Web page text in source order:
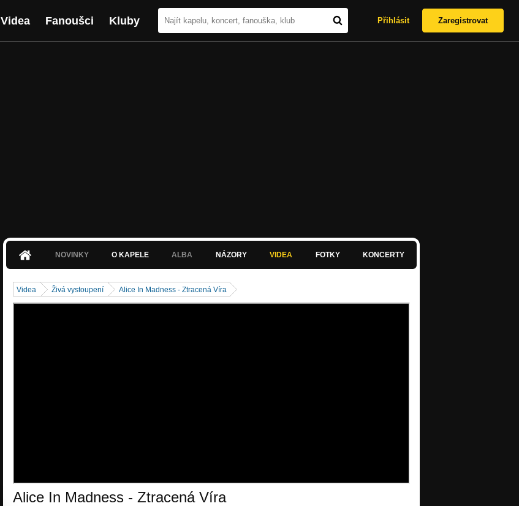
Videa Fanoušci Kluby Přihlásit Zaregistrovat
NOVINKY O KAPELE ALBA NÁZORY VIDEA FOTKY KONCERTY
Videa Živá vystoupení Alice In Madness - Ztracená Víra
Alice In Madness - Ztracená Víra